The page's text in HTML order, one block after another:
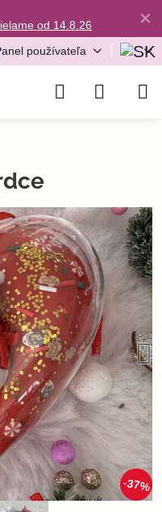
✕
od 14.8.26
používateľa
37%